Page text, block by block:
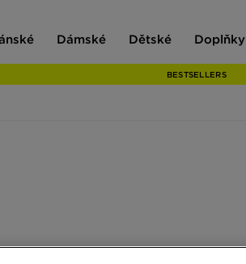
Dámské Dětské Doplňky
BESTSELLERS